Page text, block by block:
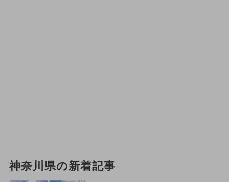
神奈川県の新着記事